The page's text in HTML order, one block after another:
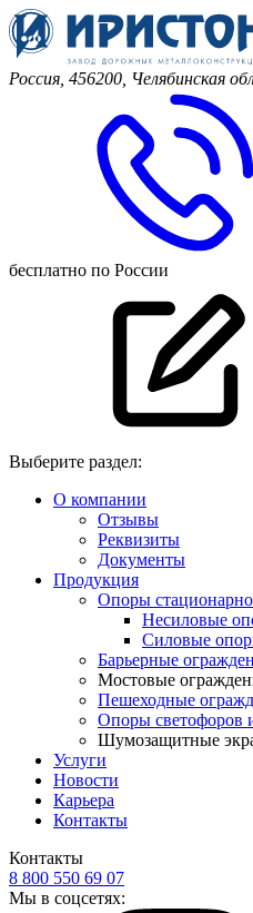
Россия, 456200, Челябинская
бесплатно по России
Выберите раздел:
О компании
Отзывы
Реквизиты
Документы
Продукция
Опоры
Несиловые
Силовые
Барьерные
Мостовые
Пешеходные
Опоры светофоров
Шумозащитные
Услуги
Новости
Карьера
Контакты
Контакты
8 800 550 69 07
Мы в соцсетях: